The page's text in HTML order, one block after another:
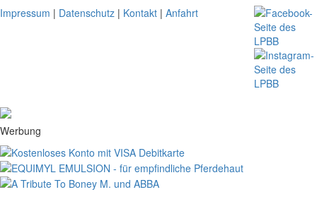
Impressum | Datenschutz | Kontakt | Anfahrt
Werbung